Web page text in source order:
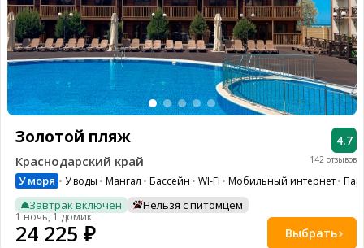
142 отзывов
4.7
Золотой пляж
Краснодарский край
У моря У воды Мангал Бассейн WI-FI Мобильный интернет
Завтрак включен Нельзя с питомцем
1 ночь, 1 домик
24 225 ₽ Выбрать